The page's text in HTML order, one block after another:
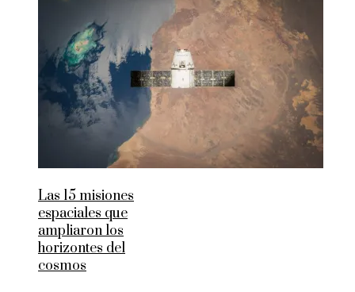
Las 15 misiones
espaciales que
ampliaron los
horizontes del
cosmos